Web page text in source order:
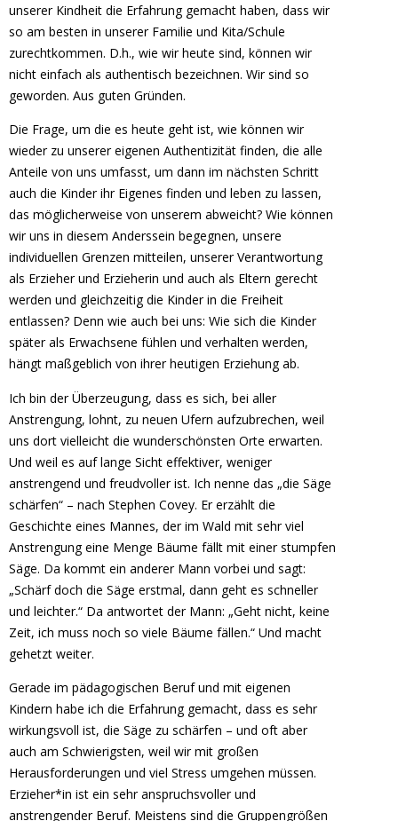
unserer Kindheit die Erfahrung gemacht haben, dass wir
so am besten in unserer Familie und Kita/Schule
zurechtkommen. D.h., wie wir heute sind, können wir
nicht einfach als authentisch bezeichnen. Wir sind so
geworden. Aus guten Gründen.
Die Frage, um die es heute geht ist, wie können wir
wieder zu unserer eigenen Authentizität finden, die alle
Anteile von uns umfasst, um dann im nächsten Schritt
auch die Kinder ihr Eigenes finden und leben zu lassen,
das möglicherweise von unserem abweicht? Wie können
wir uns in diesem Anderssein begegnen, unsere
individuellen Grenzen mitteilen, unserer Verantwortung
als Erzieher und Erzieherin und auch als Eltern gerecht
werden und gleichzeitig die Kinder in die Freiheit
entlassen? Denn wie auch bei uns: Wie sich die Kinder
später als Erwachsene fühlen und verhalten werden,
hängt maßgeblich von ihrer heutigen Erziehung ab.
Ich bin der Überzeugung, dass es sich, bei aller
Anstrengung, lohnt, zu neuen Ufern aufzubrechen, weil
uns dort vielleicht die wunderschönsten Orte erwarten.
Und weil es auf lange Sicht effektiver, weniger
anstrengend und freudvoller ist. Ich nenne das „die Säge
schärfen“ – nach Stephen Covey. Er erzählt die
Geschichte eines Mannes, der im Wald mit sehr viel
Anstrengung eine Menge Bäume fällt mit einer stumpfen
Säge. Da kommt ein anderer Mann vorbei und sagt:
„Schärf doch die Säge erstmal, dann geht es schneller
und leichter.“ Da antwortet der Mann: „Geht nicht, keine
Zeit, ich muss noch so viele Bäume fällen.“ Und macht
gehetzt weiter.
Gerade im pädagogischen Beruf und mit eigenen
Kindern habe ich die Erfahrung gemacht, dass es sehr
wirkungsvoll ist, die Säge zu schärfen – und oft aber
auch am Schwierigsten, weil wir mit großen
Herausforderungen und viel Stress umgehen müssen.
Erzieher*in ist ein sehr anspruchsvoller und
anstrengender Beruf. Meistens sind die Gruppengrößen